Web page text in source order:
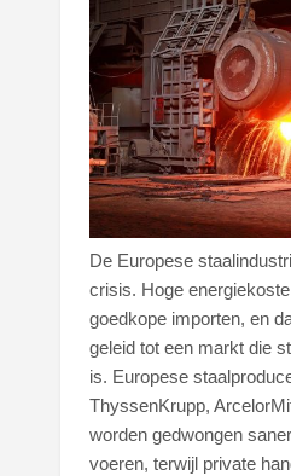
De Europese
crisis. Hoge
goedkope importen, en
geleid tot een markt die
is. Europese
ThyssenKrupp,
worden gedwongen
voeren, terwijl private